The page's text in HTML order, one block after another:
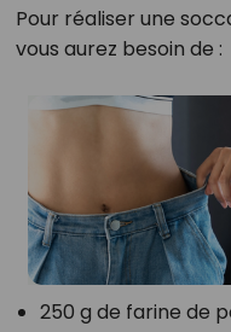
Pour réaliser une
vous aurez besoin de :
250 g de farine de